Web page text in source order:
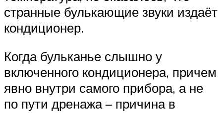
странные булькающие звуки издаёт
кондиционер.
Когда бульканье слышно у
включенного кондиционера, причем
явно внутри самого прибора, а не
по пути дренажа – причина в